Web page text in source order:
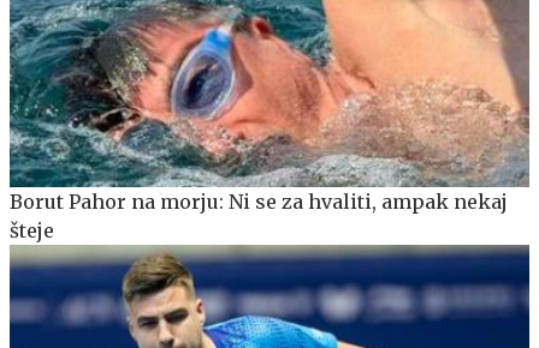
Borut Pahor na morju: Ni se za hvaliti, ampak nekaj
šteje